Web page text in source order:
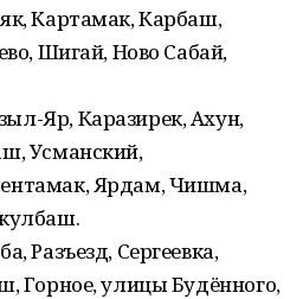
Картамак, Карбаш,
Шигай, Ново Сабай,
Яр, Каразирек, Ахун,
Усманский,
Ярдам, Чишма,
Разъезд, Сергеевка,
Горное, улицы Будённого,